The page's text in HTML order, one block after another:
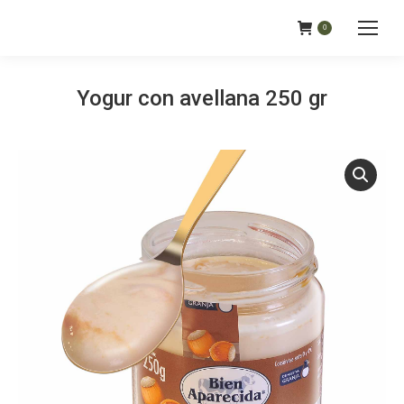
0
Yogur con avellana 250 gr